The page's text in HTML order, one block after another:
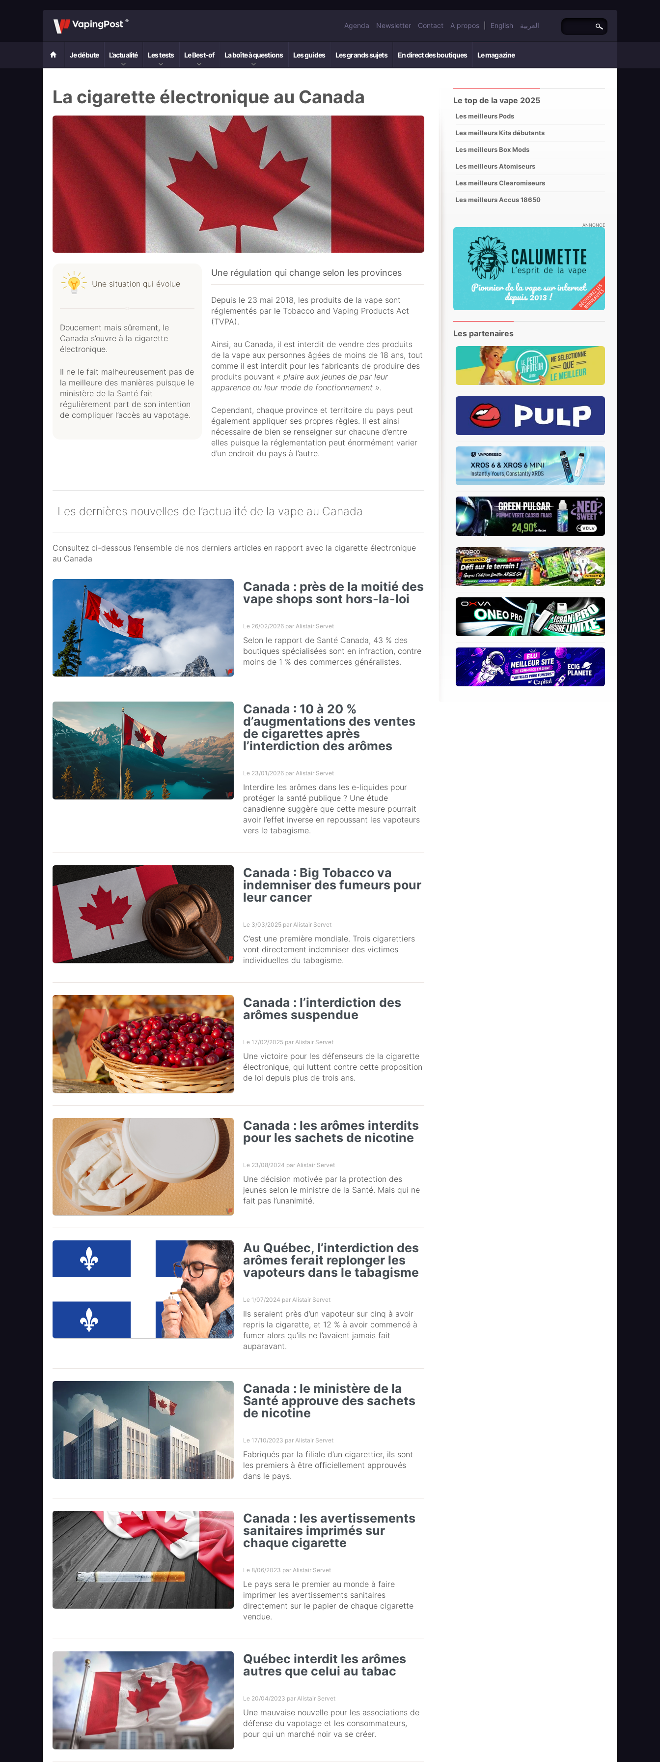
Agenda Newsletter Contact A propos English العربية
Je débute L’actualité Les tests Le Best-of La boîte à questions Les guides Les grands sujets En direct des boutiques Le magazine
La cigarette électronique au Canada
Une situation qui évolue
Doucement mais sûrement, le
Canada s’ouvre à la cigarette
électronique.
Il ne le fait malheureusement pas de
la meilleure des manières puisque le
ministère de la Santé fait
régulièrement part de son intention
de compliquer l’accès au vapotage.
Une régulation qui change selon les provinces
Depuis le 23 mai 2018, les produits de la vape sont
réglementés par le Tobacco and Vaping Products Act
(TVPA).
Ainsi, au Canada, il est interdit de vendre des produits
de la vape aux personnes âgées de moins de 18 ans, tout
comme il est interdit pour les fabricants de produire des
produits pouvant « plaire aux jeunes de par leur
apparence ou leur mode de fonctionnement ».
Cependant, chaque province et territoire du pays peut
également appliquer ses propres règles. Il est ainsi
nécessaire de bien se renseigner sur chacune d’entre
elles puisque la réglementation peut énormément varier
d’un endroit du pays à l’autre.
Les dernières nouvelles de l’actualité de la vape au Canada
Consultez ci-dessous l’ensemble de nos derniers articles en rapport avec la cigarette électronique
au Canada
Canada : près de la moitié des
vape shops sont hors-la-loi
Le 26/02/2026 par Alistair Servet
Selon le rapport de Santé Canada, 43 % des
boutiques spécialisées sont en infraction, contre
moins de 1 % des commerces généralistes.
Canada : 10 à 20 %
d’augmentations des ventes
de cigarettes après
l’interdiction des arômes
Le 23/01/2026 parAlistair Servet
Interdire les arômes dans les e-liquides pour
protéger la santé publique ? Une étude
canadienne suggère que cette mesure pourrait
avoir l’effet inverse en repoussant les vapoteurs
vers le tabagisme.
Canada : Big Tobacco va
indemniser des fumeurs pour
leur cancer
Le 3/03/2025 parAlistair Servet
C’est une première mondiale. Trois cigarettiers
vont directement indemniser des victimes
individuelles du tabagisme.
Canada : l’interdiction des
arômes suspendue
Le 17/02/2025 parAlistair Servet
Une victoire pour les défenseurs de la cigarette
électronique, qui luttent contre cette proposition
de loi depuis plus de trois ans.
Canada : les arômes interdits
pour les sachets de nicotine
Le 23/08/2024 par Alistair Servet
Une décision motivée par la protection des
jeunes selon le ministre de la Santé. Mais qui ne
fait pas l’unanimité.
Au Québec, l’interdiction des
arômes ferait replonger les
vapoteurs dans le tabagisme
Le 1/07/2024 parAlistair Servet
Ils seraient près d’un vapoteur sur cinq à avoir
repris la cigarette, et 12 % à avoir commencé à
fumer alors qu’ils ne l’avaient jamais fait
auparavant.
Canada : le ministère de la
Santé approuve des sachets
de nicotine
Le 17/10/2023 parAlistair Servet
Fabriqués par la filiale d’un cigarettier, ils sont
les premiers à être officiellement approuvés
dans le pays.
Canada : les avertissements
sanitaires imprimés sur
chaque cigarette
Le 8/06/2023 parAlistair Servet
Le pays sera le premier au monde à faire
imprimer les avertissements sanitaires
directement sur le papier de chaque cigarette
vendue.
Québec interdit les arômes
autres que celui au tabac
Le 20/04/2023 parAlistair Servet
Une mauvaise nouvelle pour les associations de
défense du vapotage et les consommateurs,
pour qui un marché noir va se créer.
Le top de la vape 2025
Les meilleurs Pods
Les meilleurs Kits débutants
Les meilleurs Box Mods
Les meilleurs Atomiseurs
Les meilleurs Clearomiseurs
Les meilleurs Accus 18650
ANNONCE
Les partenaires